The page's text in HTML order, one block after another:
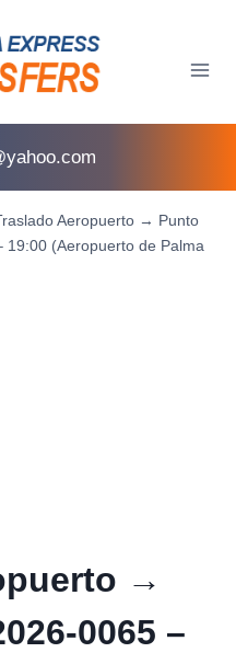
Aeropuerto → Punto
19:00 (Aeropuerto de Palma
→
0065 –